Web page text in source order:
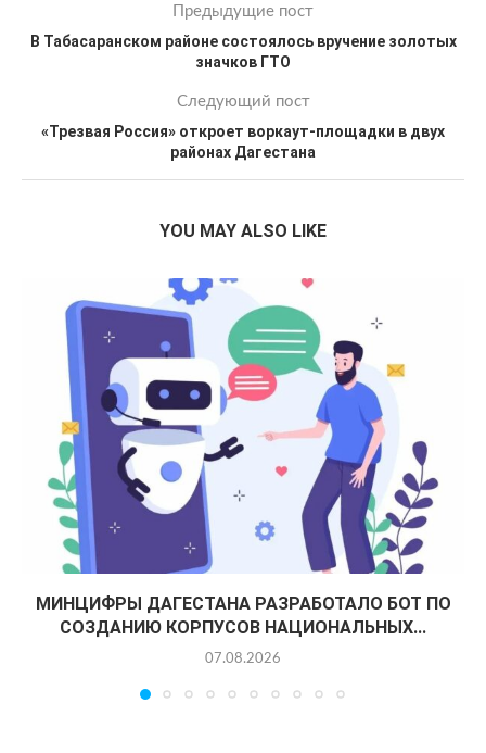
Предыдущие пост
В Табасаранском районе состоялось вручение золотых
значков ГТО
Следующий пост
«Трезвая Россия» откроет воркаут-площадки в двух
районах Дагестана
YOU MAY ALSO LIKE
МИНЦИФРЫ ДАГЕСТАНА РАЗРАБОТАЛО БОТ ПО
СОЗДАНИЮ КОРПУСОВ НАЦИОНАЛЬНЫХ...
07.08.2026